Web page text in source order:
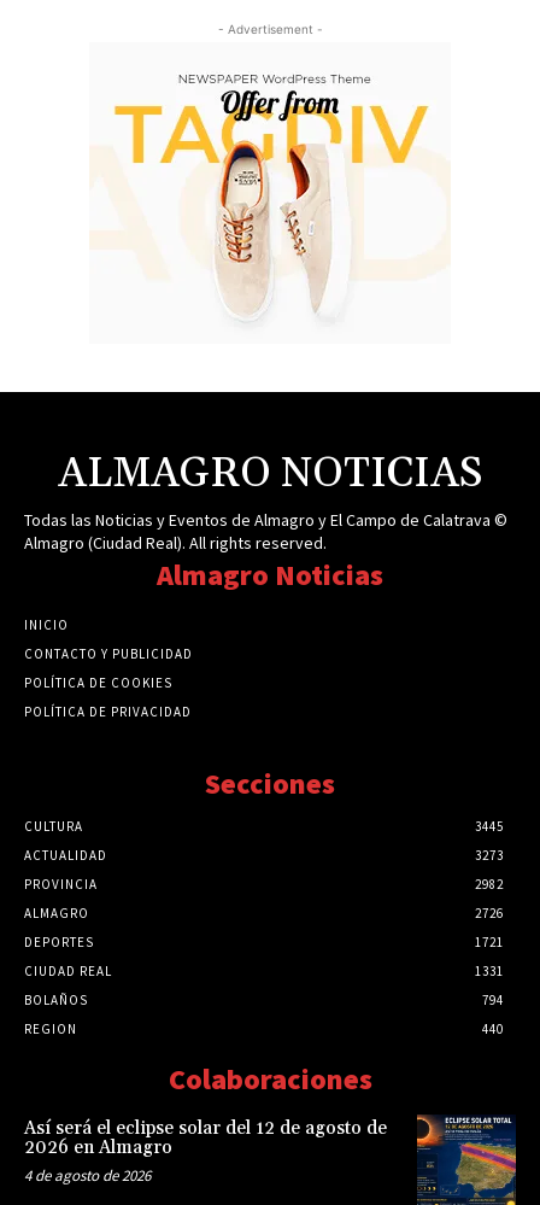
- Advertisement -
ALMAGRO NOTICIAS
Todas las Noticias y Eventos de Almagro y El Campo de Calatrava ©
Almagro (Ciudad Real). All rights reserved.
Almagro Noticias
INICIO
CONTACTO Y PUBLICIDAD
POLÍTICA DE COOKIES
POLÍTICA DE PRIVACIDAD
Secciones
CULTURA
3445
ACTUALIDAD
3273
PROVINCIA
2982
ALMAGRO
2726
DEPORTES
1721
CIUDAD REAL
1331
BOLAÑOS
794
REGION
440
Colaboraciones
Así será el eclipse solar del 12 de agosto de
2026 en Almagro
4 de agosto de 2026